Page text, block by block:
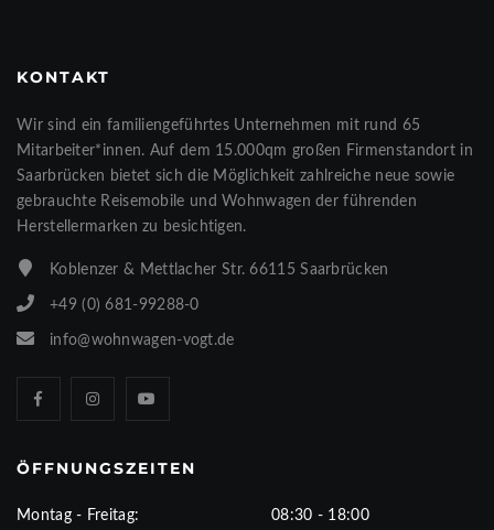
KONTAKT
Wir sind ein familiengeführtes Unternehmen mit rund 65
Mitarbeiter*innen. Auf dem 15.000qm großen Firmenstandort in
Saarbrücken bietet sich die Möglichkeit zahlreiche neue sowie
gebrauchte Reisemobile und Wohnwagen der führenden
Herstellermarken zu besichtigen.
Koblenzer & Mettlacher Str. 66115 Saarbrücken
+49 (0) 681-99288-0
info@wohnwagen-vogt.de
ÖFFNUNGSZEITEN
Montag - Freitag: 08:30 - 18:00